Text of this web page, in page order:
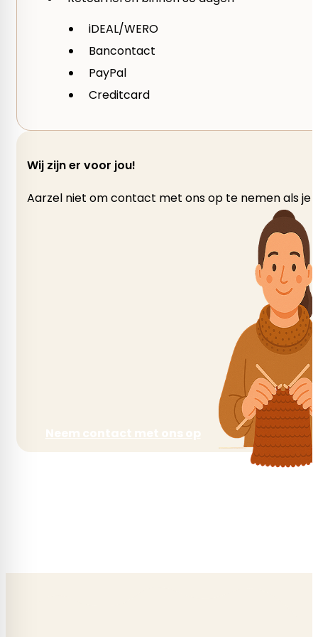
Kleurnummer
01, 03, 04, 05, 06, 07, 20, 22, 23, 25, 32, 33, 34, 43, 45,
215, 216, 219, 220, 226, 228, 234, 235, 245, 246,
Garen
iDEAL/WERO
Bancontact
PayPal
Creditcard
Wij zijn er voor jou!
Aarzel niet om contact met ons op te nemen als